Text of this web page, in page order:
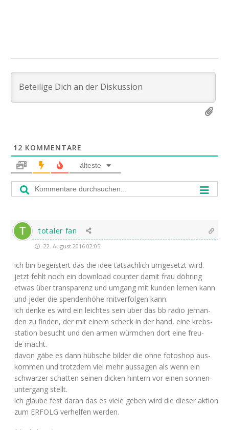
12 KOMMENTARE
älteste
totaler fan
22. August 2016 02:05
ich bin begeis­tert das die idee tat­säch­lich umge­setzt wird.
jetzt fehlt noch ein down­load coun­ter damit frau döh­ring
etwas über trans­pa­renz und umgang mit kun­den ler­nen kann
und jeder die spen­den­hö­he mit­ver­fol­gen kann.
ich den­ke es wird ein leich­tes sein über das bb radio jeman­
den zu fin­den, der mit einem scheck in der hand, eine krebs­
sta­ti­on besucht und den armen würm­chen dort eine freu­
de macht.
davon gäbe es dann hüb­sche bil­der die ohne foto­shop aus­
kom­men und trotz­dem viel mehr aus­sa­gen als wenn ein
schwar­zer schat­ten sei­nen dicken hin­tern vor einen son­nen­
un­ter­gang stellt.
ich glau­be fest dar­an das es vie­le geben wird die die­ser akti­on
zum ERFOLG ver­hel­fen werden.